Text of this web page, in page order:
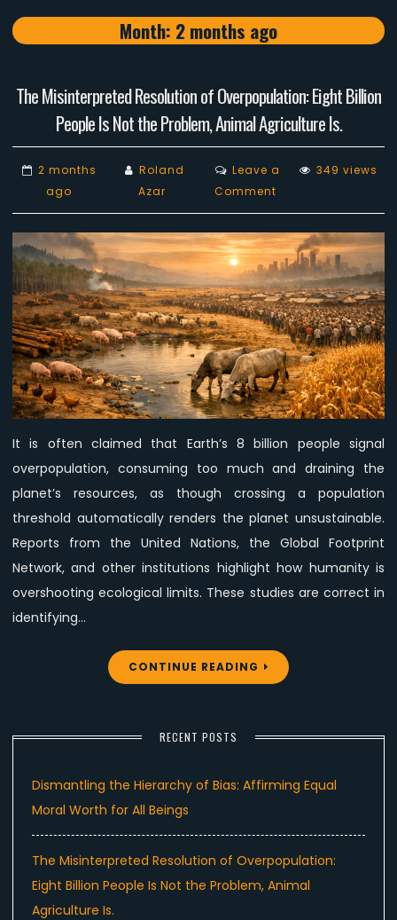
Month: 2 months ago
The Misinterpreted Resolution of Overpopulation: Eight Billion
People Is Not the Problem, Animal Agriculture Is.
2 months
ago
Roland
Azar
Leave a
Commenton
The
Misinterpreted
Resolution
of
Overpopulation:
Eight
Billion
People
Is
Not
Problem,
Animal
Agriculture
349 views
It is often claimed that Earth’s 8 billion people signal
overpopulation, consuming too much and draining the
planet’s resources, as though crossing a population
threshold automatically renders the planet unsustainable.
Reports from the United Nations, the Global Footprint
Network, and other institutions highlight how humanity is
overshooting ecological limits. These studies are correct in
identifying…
CONTINUE READING
RECENT POSTS
Dismantling the Hierarchy of Bias: Affirming Equal
Moral Worth for All Beings
The Misinterpreted Resolution of Overpopulation:
Eight Billion People Is Not the Problem, Animal
Agriculture Is.